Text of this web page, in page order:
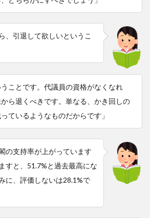
、引退して欲しいというこ
うことです。代議員の資格がなくなれ
ら退くべきです。単なる、かき回しの
ているようなものだからです」
の支持率が上がっています
すと、51.7%と過去最高にな
に、評価しないは28.1%で